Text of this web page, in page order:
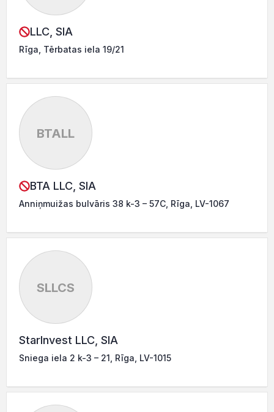
LLC, SIA
Rīga, Tērbatas iela 19/21
BTALL
BTA LLC, SIA
Anniņmuižas bulvāris 38 k-3 – 57C, Rīga, LV-1067
SLLCS
StarInvest LLC, SIA
Sniega iela 2 k-3 – 21, Rīga, LV-1015